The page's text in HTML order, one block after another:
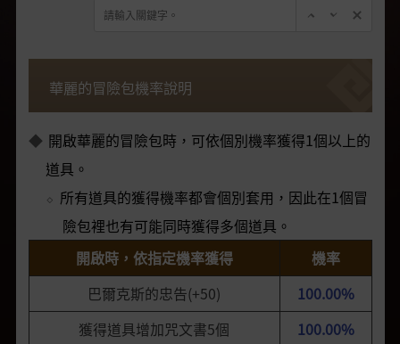
華麗的冒險包機率說明
開啟華麗的冒險包時，可依個別機率獲得1個以上的
道具。
所有道具的獲得機率都會個別套用，因此在1個冒
險包裡也有可能同時獲得多個道具。
開啟時，依指定機率獲得
機率
巴爾克斯的忠告(+50)
100.00%
獲得道具增加咒文書5個
100.00%